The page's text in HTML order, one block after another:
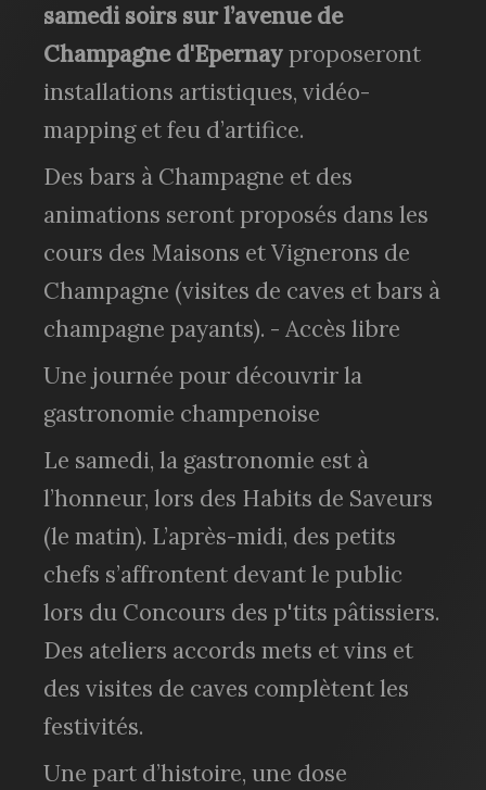
samedi soirs sur l’avenue de
Champagne d'Epernayproposeront
installations artistiques, vidéo-
mapping et feu d’artifice.
Des bars à Champagne et des
animations seront proposés dans les
cours des Maisons et Vignerons de
Champagne (visites de caves et bars à
champagne payants). - Accès libre
Une journée pour découvrir la
gastronomie champenoise
Le samedi, la gastronomie est à
l’honneur, lors des Habits de Saveurs
(le matin). L’après-midi, des petits
chefs s’affrontent devant le public
lors du Concours des p'tits pâtissiers.
Des ateliers accords mets et vins et
des visites de caves complètent les
festivités.
Une part d’histoire, une dose